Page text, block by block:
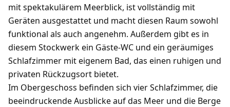
mit spektakulärem Meerblick, ist vollständig mit
Geräten ausgestattet und macht diesen Raum sowohl
funktional als auch angenehm. Außerdem gibt es in
diesem Stockwerk ein Gäste-WC und ein geräumiges
Schlafzimmer mit eigenem Bad, das einen ruhigen und
privaten Rückzugsort bietet.
Im Obergeschoss befinden sich vier Schlafzimmer, die
beeindruckende Ausblicke auf das Meer und die Berge